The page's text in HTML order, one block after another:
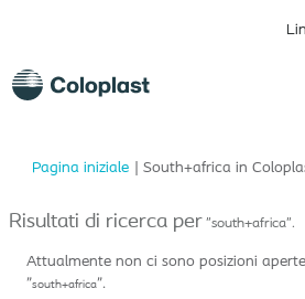
Pagina iniziale | South+africa in
Risultati di ricerca per"south+africa".
Attualmente non ci sono posizioni
"south+africa".